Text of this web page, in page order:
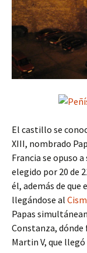
El castillo se
XIII, nombrado
Francia se opuso
elegido por 20 de
él, además de que
llegándose al
Papas
Constanza,
Martin V, que